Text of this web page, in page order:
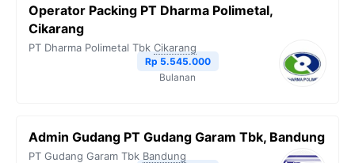
Operator Packing PT Dharma Polimetal,
Cikarang
PT Dharma Polimetal Tbk Cikarang
Rp 5.545.000
Bulanan
Admin Gudang PT Gudang Garam Tbk, Bandung
PT Gudang Garam Tbk Bandung